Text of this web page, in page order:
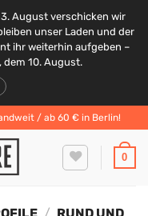
August verschicken wir
unser Laden und der
ihr weiterhin aufgeben –
dem 10. August.
/ ab 60 € in Berlin!
0